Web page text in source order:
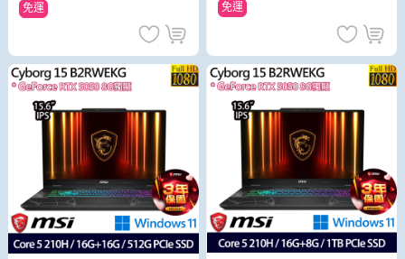
免運
免運